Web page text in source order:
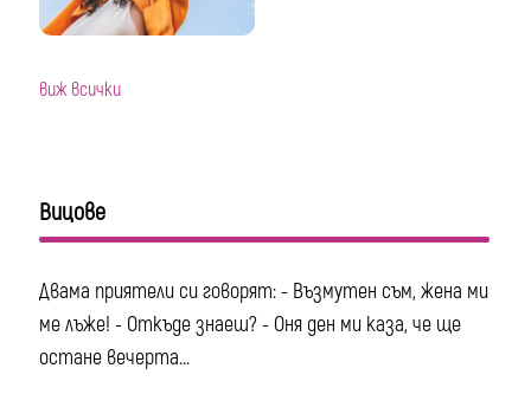
виж всички
Вицове
Двама приятели си говорят: - Възмутен съм, жена ми
ме лъже! - Откъде знаеш? - Оня ден ми каза, че ще
остане вечерта...